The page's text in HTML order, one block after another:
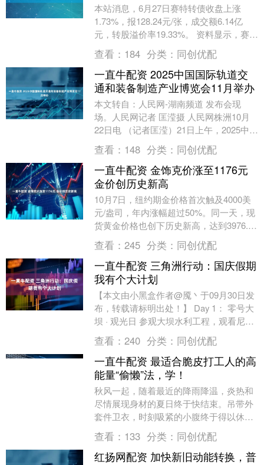
本站消息，6月27日赛特转债收盘上涨
1.73%，报128.24元/张，成交额6.14亿
元，转股溢价率19.33%。 资料显示，赛特
转债信用级别为“A+”，债券期....
查看： 184 分类： 同创优配
一直牛配资 2025中国国际轨道交
通和装备制造产业博览会11月举办
本文转自：人民网-湖南频道 发布会现
场。人民网记者 匡滢摄 人民网株洲10月
22日电 （记者匡滢）21日上午，2025中国
国际轨道交通和装备制造产业博览会新闻
发....
查看： 148 分类： 同创优配
一直牛配资 金饰克价涨至1176元
金价创历史新高
10月7日，纽约期金价格首次触及4000美
元/盎司，年内涨幅超过50%。同一天，现
货黄金价格也创下历史新高，达到3976.94
美元/盎司。受此影响，国内金饰价格....
查看： 245 分类： 同创优配
一直牛配资 三角洲行动：国庆假期
我有个大计划
【本文由小黑盒作者@魇丶于09月30日发
布，转载请标明出处！】 Day 1： 零号大
坝 · 观光日 参观大坝水利工程，观看尼罗
鳄园区，进入大坝内部感受工程内部的....
查看： 240 分类： 同创优配
一直牛配资 最适合脆皮打工人的高
能量“偷懒”法，学！
秋风一起，随着最近的降雨降温，炎热和
尽情展现身材的夏日终于快结束。吊带外
套件卫衣，时刻吸紧的小腹终于得以休
息，感受宽松衣着下的能量流动。 秋天，
这个自带温柔滤镜....
查看： 133 分类： 同创优配
红扬网配资 加快新旧动能转换，普